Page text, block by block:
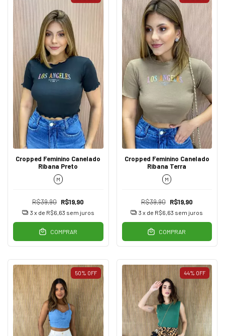
Cropped Feminino Canelado
Ribana Preto
M
R$39,90 R$19,90
3 x de R$6,63 sem juros
COMPRAR
Cropped Feminino Canelado
Ribana Terra
M
R$39,90 R$19,90
3 x de R$6,63 sem juros
COMPRAR
50% OFF 44% OFF